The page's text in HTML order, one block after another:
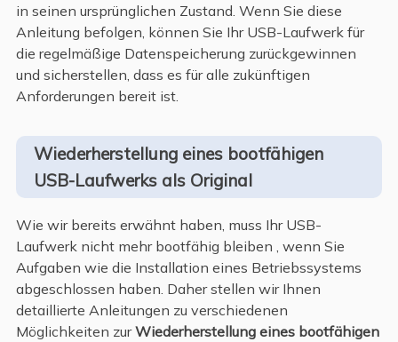
in seinen ursprünglichen Zustand. Wenn Sie diese
Anleitung befolgen, können Sie Ihr USB-Laufwerk für
die regelmäßige Datenspeicherung zurückgewinnen
und sicherstellen, dass es für alle zukünftigen
Anforderungen bereit ist.
Wiederherstellung eines bootfähigen
USB-Laufwerks als Original
Wie wir bereits erwähnt haben, muss Ihr USB-
Laufwerk nicht mehr bootfähig bleiben , wenn Sie
Aufgaben wie die Installation eines Betriebssystems
abgeschlossen haben. Daher stellen wir Ihnen
detaillierte Anleitungen zu verschiedenen
Möglichkeiten zurWiederherstellung eines bootfähigen